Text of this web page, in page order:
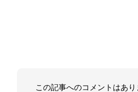
この記事へのコメントはあり